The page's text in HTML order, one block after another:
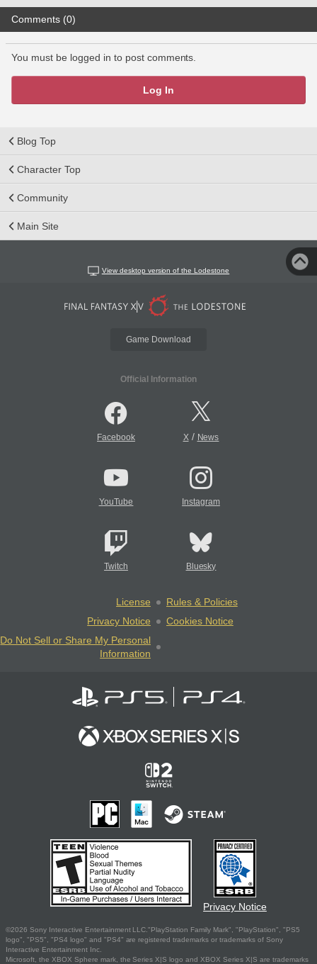
Comments (0)
You must be logged in to post comments.
Log In
Blog Top
Character Top
Community
Main Site
View desktop version of the Lodestone
Game Download
Official Information
Facebook X/ News
YouTube Instagram
Twitch Bluesky
License
Rules & Policies
Privacy Notice
Cookies Notice
Do Not Sell or Share My Personal
Information
Privacy Notice
©2026 Sony Interactive Entertainment LLC."PlayStation Family Mark", "PlayStation", "PS5
logo", "PS5", "PS4 logo" and "PS4" are registered trademarks or trademarks of Sony
Interactive Entertainment Inc.
Microsoft, the XBOX Sphere mark, the Series X|S logo and XBOX Series X|S are trademarks